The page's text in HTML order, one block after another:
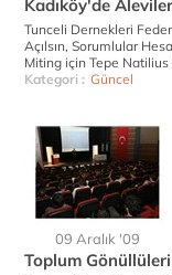
Kadıköy'de
Tunceli Dernekleri
Açılsın, Sorumlular
Miting için Tepe Natilius
Kategori : Güncel
09 Aralık '09
Toplum